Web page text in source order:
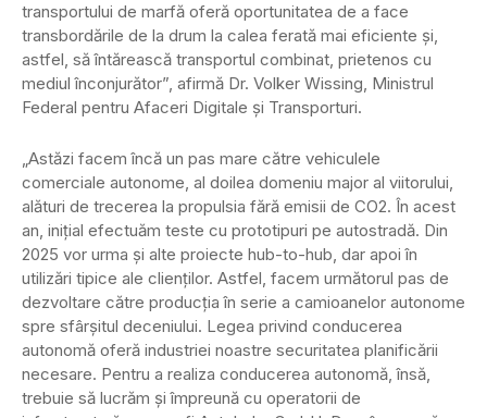
transportului de marfă oferă oportunitatea de a face
transbordările de la drum la calea ferată mai eficiente și,
astfel, să întărească transportul combinat, prietenos cu
mediul înconjurător”, afirmă Dr. Volker Wissing, Ministrul
Federal pentru Afaceri Digitale și Transporturi.
„Astăzi facem încă un pas mare către vehiculele
comerciale autonome, al doilea domeniu major al viitorului,
alături de trecerea la propulsia fără emisii de CO2. În acest
an, inițial efectuăm teste cu prototipuri pe autostradă. Din
2025 vor urma și alte proiecte hub-to-hub, dar apoi în
utilizări tipice ale clienților. Astfel, facem următorul pas de
dezvoltare către producția în serie a camioanelor autonome
spre sfârșitul deceniului. Legea privind conducerea
autonomă oferă industriei noastre securitatea planificării
necesare. Pentru a realiza conducerea autonomă, însă,
trebuie să lucrăm și împreună cu operatorii de